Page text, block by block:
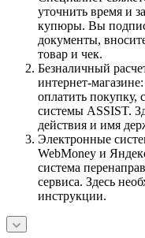
уточнить время и
купюры. Вы
документы,
товар и чек.
Безналичный
интернет-
оплатить покупку,
системы ASSIST.
действия и имя
Электронные
WebMoney и
система
сервиса. Здесь
инструкции.